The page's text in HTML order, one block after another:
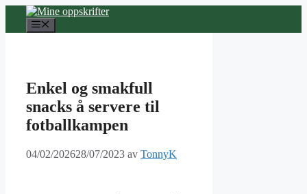
Hopp
innhold
Enkel og smakfull
snacks å servere til
fotballkampen
04/02/202628/07/2023 av TonnyK